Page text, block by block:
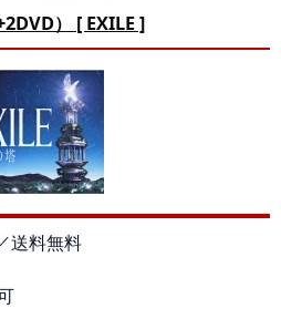
） [ EXILE ]
送料無料